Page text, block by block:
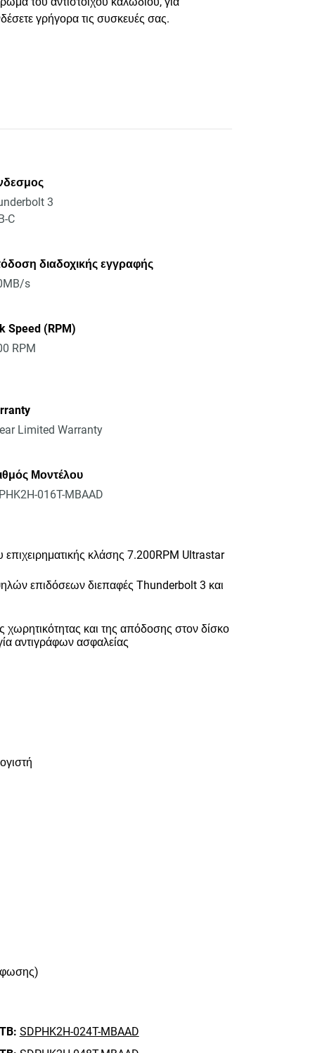
γρήγορα τις συσκευές σας.
3
C
διαδοχικής εγγραφής
s
Speed (RPM)
RPM
Limited Warranty
Μοντέλου
016T-MBAAD
κλάσης 7.200RPM Ultrastar
επιδόσεων διεπαφές Thunderbolt 3 και
και της απόδοσης στον δίσκο
αντιγράφων ασφαλείας
SDPHK2H-024T-MBAAD